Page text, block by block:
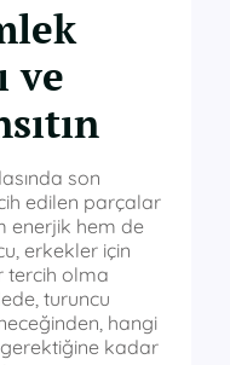
ve
son
edilen parçalar
enerjik hem de
erkekler için
tercih olma
turuncu
hangi
kadar